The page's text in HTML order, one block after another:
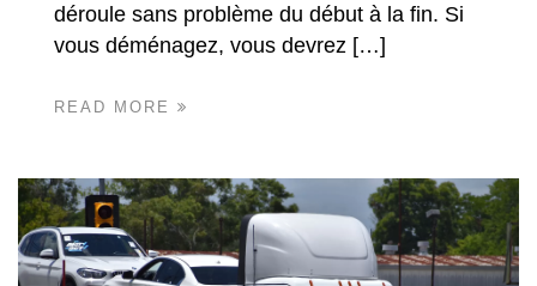
déroule sans problème du début à la fin. Si
vous déménagez, vous devrez […]
READ MORE